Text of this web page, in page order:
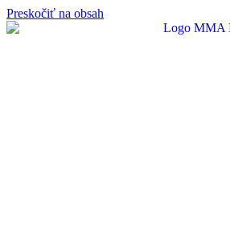
Preskočiť na obsah